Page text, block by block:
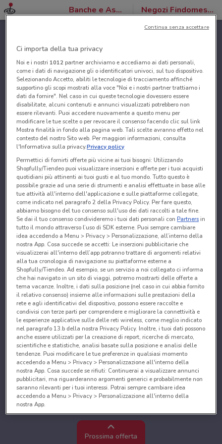
Banche e Assicurazioni Negozi Findomestic
Prossima offerta
Ci importa della tua privacy
Noi e i nostri 1012partner archiviamo e accediamo ai dati personali,
come i dati di navigazione gli o identificatori univoci, sul tuo dispositivo.
Selezionando Accetto, abiliti le tecnologie di tracciamento affinché
supportino gli scopi mostrati alla voce "Noi e i nostri partner trattiamo i
dati da fornire". Nel caso in cui queste tecnologie dovessero essere
disabilitate, alcuni contenuti e annunci visualizzati potrebbero non
essere rilevanti. Puoi accedere nuovamente a questo menu per
modificare le tue scelte o per revocare il consenso facendo clic sul link
Mostra finalità in fondo alla pagina web. Tali scelte avranno effetto nel
contesto del nostro Sito web. Per maggiori informazioni, consulta
l'Informativa sulla privacy.Privacy policy
Permettici di fornirti offerte più vicine ai tuoi bisogni: Utilizzando
Shopfully/Tiendeo puoi visualizzare inserzioni e offerte per i tuoi acquisti
quotidiani più attinenti ai tuoi gusti e al tuo mondo. Tutto questo è
possibile grazie ad una serie di strumenti e analisi effettuate in base alle
tue attività all'interno dell'applicazione e sulle piattaforme collegate,
come indicato nel paragrafo 2 della Privacy Policy. Per fare questo,
abbiamo bisogno del tuo consenso sull'uso dei dati raccolti a tale fine.
Se dai il tuo consenso condivideremo i tuoi dati personali conPartnersin
tutto il mondo attraverso l’uso di SDK esterne. Puoi sempre cambiare
idea accedendo a Menu > Privacy > Personalizzazione, all’interno della
nostra App. Cosa succede se accetti: Le inserzioni pubblicitarie che
visualizzerai all'interno dell’app potranno trattare di argomenti relativi
alla tua cronologia di navigazione su piattaforme esterne a
Shopfully/Tiendeo. Ad esempio, se un servizio a noi collegato ci informa
che hai navigato in un sito di viaggi, potremo mostrarti delle offerte a
tema vacanze. Inoltre, i dati sulla posizione (nel caso in cui abbia fornito
il relativo consenso) insieme alle informazioni sulle prestazioni della
rete e agli identificativi del dispositivo, possono essere raccolte e
condivisi con terze parti per comprendere e migliorare la connettività e
le esperienze applicative sulle delle reti wireless, come meglio indicato
nel paragrafo 13.b della nostra Privacy Policy. Inoltre, i tuoi dati possono
anche essere utilizzati per la creazione di report, ricerche di mercato,
scientifiche e statistiche, analisi basate sulla posizione e analisi delle
tendenze. Puoi modificare le tue preferenze in qualsiasi momento
accedendo a Menu > Privacy > Personalizzazione all'interno della
nostra App. Cosa succede se rifiuti: Continuerai a visualizzare annunci
pubblicitari, ma riguarderanno argomenti generici e probabilmente non
saranno rilevanti per i tuoi interessi. Potrai sempre cambiare idea
accedendo a Menu > Privacy > Personalizzazione all'interno della
nostra App.
Noi e i nostri partner trattiamo i dati per fornire:
Utilizzare dati di geolocalizzazione precisi. Scansione attiva delle
caratteristiche del dispositivo ai fini dell’identificazione. Archiviare
Continua senza accettare